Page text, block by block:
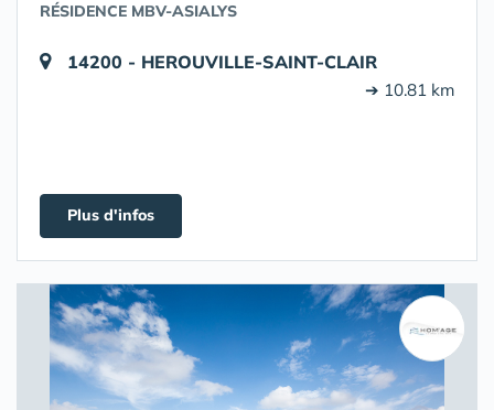
RÉSIDENCE MBV-ASIALYS
14200 - HEROUVILLE-SAINT-CLAIR
➔ 10.81 km
Plus d'infos